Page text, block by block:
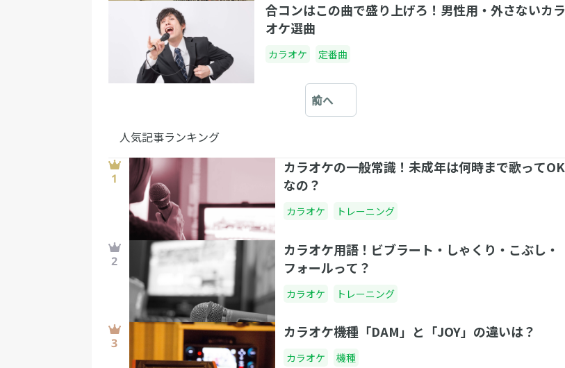
合コンはこの曲で盛り上げろ！男性用・外さないカラ
オケ選曲
カラオケ 定番曲
前へ
人気記事ランキング
カラオケの一般常識！未成年は何時まで歌ってOK
なの？
カラオケ トレーニング
カラオケ用語！ビブラート・しゃくり・こぶし・
フォールって？
カラオケ トレーニング
カラオケ機種「DAM」と「JOY」の違いは？
カラオケ 機種